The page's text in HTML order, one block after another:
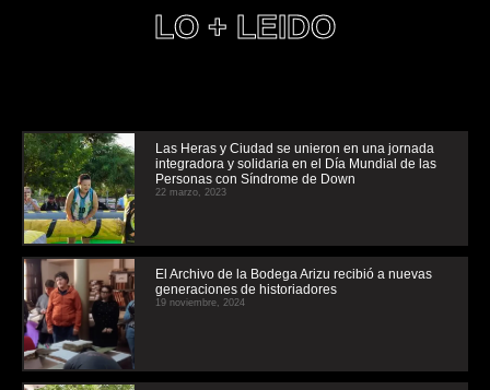
LO + LEIDO
Las Heras y Ciudad se unieron en una jornada
integradora y solidaria en el Día Mundial de las
Personas con Síndrome de Down
22 marzo, 2023
El Archivo de la Bodega Arizu recibió a nuevas
generaciones de historiadores
19 noviembre, 2024